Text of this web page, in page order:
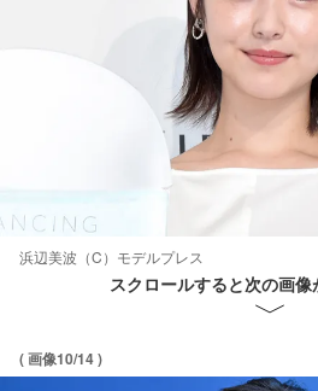
浜辺美波（C）モデルプレス
スクロールすると次の画
( 画像10/14 )